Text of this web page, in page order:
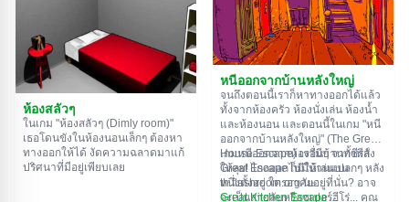
ห้องสลัวๆ
ในเกม "ห้องสลัวๆ (Dimly room)"
เธอโดนขังในห้องนอนเล็กๆ ต้องหา
ทางออกให้ได้ งัดความฉลาดมาแก้
ปริศนาที่มีอยู่เพียบเลย
หนีออกจากบ้านหลังใหญ่
จนถึงตอนนี้เราก็หาทางออกได้แล้ว
ทั้งจากห้องครัว ห้องนั่งเล่น ห้องน้ำ
และห้องนอน และตอนนี้ในเกม "หนี
ออกจากบ้านหลังใหญ่" (The Great
House Escape) เรามีบ้านทั้งหลัง
ให้ลุย! ไกลออกไปมีบ้านแปลกๆ หลัง
หนึ่งตั้งอยู่ ใครอาศัยอยู่ที่นั่น? อาจ
จะเป็นสายลับหรือซูเปอร์ฮีโร่... คุณ
เกมหนีออกจากห้องอื่นๆ จากซีรีส์
Great Escape ก็มีให้เล่นบน
th.flashroom.org นะ:
Great Kitchen Escape